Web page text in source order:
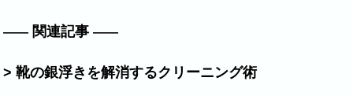
関連記事
> 靴の銀浮きを解消するクリーニング術